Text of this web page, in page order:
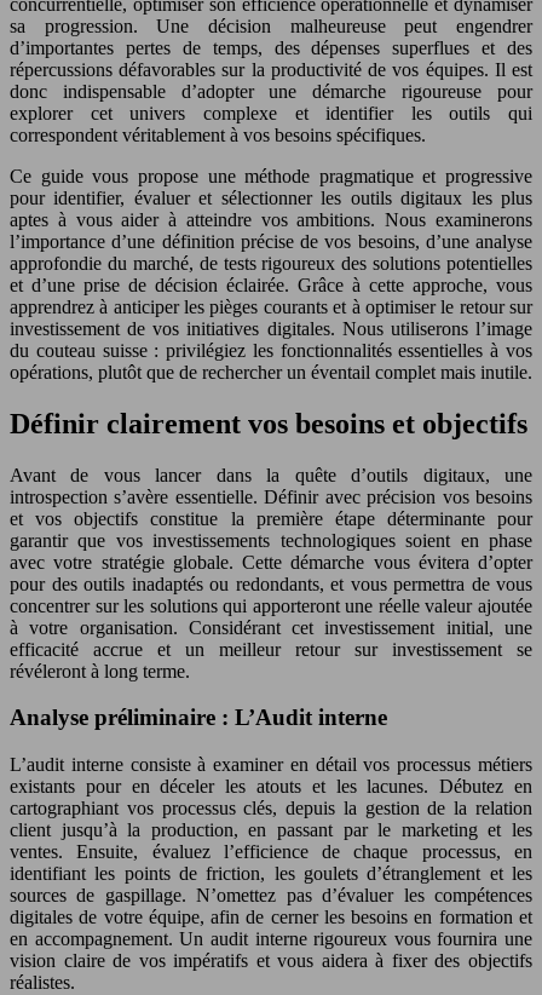
sa progression. Une décision malheureuse peut engendrer
d’importantes pertes de temps, des dépenses superflues et des
répercussions défavorables sur la productivité de vos équipes. Il est
donc indispensable d’adopter une démarche rigoureuse pour
explorer cet univers complexe et identifier les outils qui
correspondent véritablement à vos besoins spécifiques.
Ce guide vous propose une méthode pragmatique et progressive
pour identifier, évaluer et sélectionner les outils digitaux les plus
aptes à vous aider à atteindre vos ambitions. Nous examinerons
l’importance d’une définition précise de vos besoins, d’une analyse
approfondie du marché, de tests rigoureux des solutions potentielles
et d’une prise de décision éclairée. Grâce à cette approche, vous
apprendrez à anticiper les pièges courants et à optimiser le retour sur
investissement de vos initiatives digitales. Nous utiliserons l’image
du couteau suisse : privilégiez les fonctionnalités essentielles à vos
opérations, plutôt que de rechercher un éventail complet mais inutile.
Définir clairement vos besoins et objectifs
Avant de vous lancer dans la quête d’outils digitaux, une
introspection s’avère essentielle. Définir avec précision vos besoins
et vos objectifs constitue la première étape déterminante pour
garantir que vos investissements technologiques soient en phase
avec votre stratégie globale. Cette démarche vous évitera d’opter
pour des outils inadaptés ou redondants, et vous permettra de vous
concentrer sur les solutions qui apporteront une réelle valeur ajoutée
à votre organisation. Considérant cet investissement initial, une
efficacité accrue et un meilleur retour sur investissement se
révéleront à long terme.
Analyse préliminaire : L’Audit interne
L’audit interne consiste à examiner en détail vos processus métiers
existants pour en déceler les atouts et les lacunes. Débutez en
cartographiant vos processus clés, depuis la gestion de la relation
client jusqu’à la production, en passant par le marketing et les
ventes. Ensuite, évaluez l’efficience de chaque processus, en
identifiant les points de friction, les goulets d’étranglement et les
sources de gaspillage. N’omettez pas d’évaluer les compétences
digitales de votre équipe, afin de cerner les besoins en formation et
en accompagnement. Un audit interne rigoureux vous fournira une
vision claire de vos impératifs et vous aidera à fixer des objectifs
réalistes.